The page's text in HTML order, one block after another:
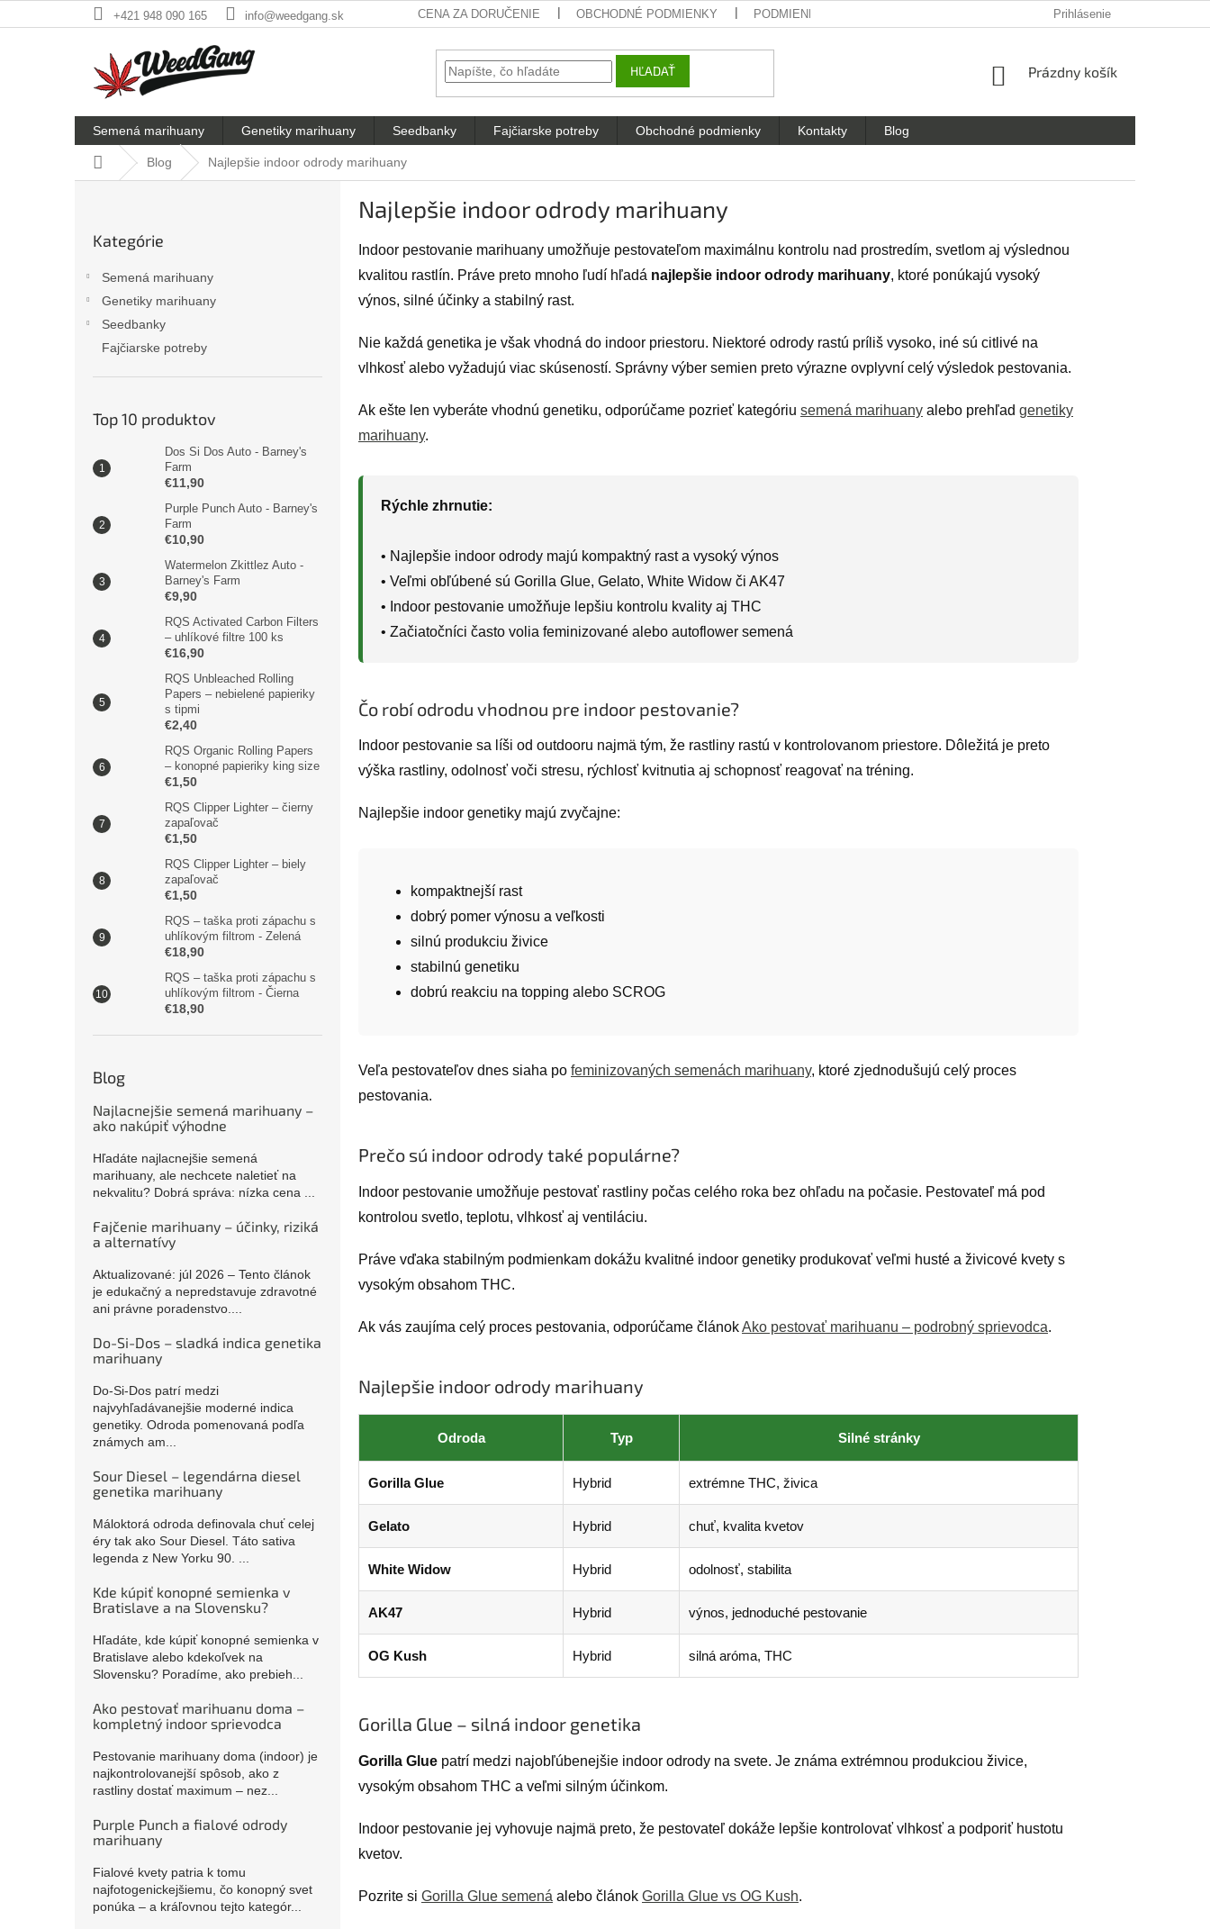
na
+421 948 090 165 info@weedgang.sk CENA ZA DORUČENIE OBCHODNÉ PODMIENKY PODMIENKY OCHRANY OSOBNÝCH ÚDAJOV Prihlásenie
HĽADAŤ
NÁKUPNÝ
Prázdny košík
Semená marihuany Genetiky marihuany Seedbanky Fajčiarske potreby Obchodné podmienky Kontakty Blog
DomovBlog Najlepšie indoor odrody marihuany
kategórie
Kategórie
Semená marihuany
Genetiky marihuany
Seedbanky
Fajčiarske potreby
Top 10 produktov
Dos Si Dos Auto - Barney's
Farm
€11,90
Purple Punch Auto - Barney's
Farm
€10,90
Watermelon Zkittlez Auto -
Barney's Farm
€9,90
RQS Activated Carbon Filters
– uhlíkové filtre 100 ks
€16,90
RQS Unbleached Rolling
Papers – nebielené papieriky
s tipmi
€2,40
RQS Organic Rolling Papers
– konopné papieriky king size
€1,50
RQS Clipper Lighter – čierny
zapaľovač
€1,50
RQS Clipper Lighter – biely
zapaľovač
€1,50
RQS – taška proti zápachu s
uhlíkovým filtrom - Zelená
€18,90
RQS – taška proti zápachu s
uhlíkovým filtrom - Čierna
€18,90
Blog
Najlacnejšie semená marihuany –
ako nakúpiť výhodne
Hľadáte najlacnejšie semená
marihuany, ale nechcete naletieť na
nekvalitu? Dobrá správa: nízka cena ...
Fajčenie marihuany – účinky, riziká
a alternatívy
Aktualizované: júl 2026 – Tento článok
je edukačný a nepredstavuje zdravotné
ani právne poradenstvo....
Do-Si-Dos – sladká indica genetika
marihuany
Do-Si-Dos patrí medzi
najvyhľadávanejšie moderné indica
genetiky. Odroda pomenovaná podľa
známych am...
Sour Diesel – legendárna diesel
genetika marihuany
Máloktorá odroda definovala chuť celej
éry tak ako Sour Diesel. Táto sativa
legenda z New Yorku 90. ...
Kde kúpiť konopné semienka v
Bratislave a na Slovensku?
Hľadáte, kde kúpiť konopné semienka v
Bratislave alebo kdekoľvek na
Slovensku? Poradíme, ako prebieh...
Ako pestovať marihuanu doma –
kompletný indoor sprievodca
Pestovanie marihuany doma (indoor) je
najkontrolovanejší spôsob, ako z
rastliny dostať maximum – nez...
Purple Punch a fialové odrody
marihuany
Fialové kvety patria k tomu
najfotogenickejšiemu, čo konopný svet
ponúka – a kráľovnou tejto kategór...
Najlepšie indoor odrody marihuany
Indoor pestovanie marihuany umožňuje pestovateľom maximálnu kontrolu nad prostredím, svetlom aj výslednou
kvalitou rastlín. Práve preto mnoho ľudí hľadá najlepšie indoor odrody marihuany, ktoré ponúkajú vysoký
výnos, silné účinky a stabilný rast.
Nie každá genetika je však vhodná do indoor priestoru. Niektoré odrody rastú príliš vysoko, iné sú citlivé na
vlhkosť alebo vyžadujú viac skúseností. Správny výber semien preto výrazne ovplyvní celý výsledok pestovania.
Ak ešte len vyberáte vhodnú genetiku, odporúčame pozrieť kategóriu semená marihuany alebo prehľad genetiky
marihuany.
Rýchle zhrnutie:
• Najlepšie indoor odrody majú kompaktný rast a vysoký výnos
• Veľmi obľúbené sú Gorilla Glue, Gelato, White Widow či AK47
• Indoor pestovanie umožňuje lepšiu kontrolu kvality aj THC
• Začiatočníci často volia feminizované alebo autoflower semená
Čo robí odrodu vhodnou pre indoor pestovanie?
Indoor pestovanie sa líši od outdooru najmä tým, že rastliny rastú v kontrolovanom priestore. Dôležitá je preto
výška rastliny, odolnosť voči stresu, rýchlosť kvitnutia aj schopnosť reagovať na tréning.
Najlepšie indoor genetiky majú zvyčajne:
kompaktnejší rast
dobrý pomer výnosu a veľkosti
silnú produkciu živice
stabilnú genetiku
dobrú reakciu na topping alebo SCROG
Veľa pestovateľov dnes siaha po feminizovaných semenách marihuany, ktoré zjednodušujú celý proces
pestovania.
Prečo sú indoor odrody také populárne?
Indoor pestovanie umožňuje pestovať rastliny počas celého roka bez ohľadu na počasie. Pestovateľ má pod
kontrolou svetlo, teplotu, vlhkosť aj ventiláciu.
Práve vďaka stabilným podmienkam dokážu kvalitné indoor genetiky produkovať veľmi husté a živicové kvety s
vysokým obsahom THC.
Ak vás zaujíma celý proces pestovania, odporúčame článokAko pestovať marihuanu – podrobný sprievodca.
Najlepšie indoor odrody marihuany
Odroda Typ Silné stránky
Gorilla Glue Hybrid extrémne THC, živica
Gelato Hybrid chuť, kvalita kvetov
White Widow Hybrid odolnosť, stabilita
AK47 Hybrid výnos, jednoduché pestovanie
OG Kush Hybrid silná aróma, THC
Gorilla Glue – silná indoor genetika
Gorilla Glue patrí medzi najobľúbenejšie indoor odrody na svete. Je známa extrémnou produkciou živice,
vysokým obsahom THC a veľmi silným účinkom.
Indoor pestovanie jej vyhovuje najmä preto, že pestovateľ dokáže lepšie kontrolovať vlhkosť a podporiť hustotu
kvetov.
Pozrite si Gorilla Glue semená alebo článok Gorilla Glue vs OG Kush.